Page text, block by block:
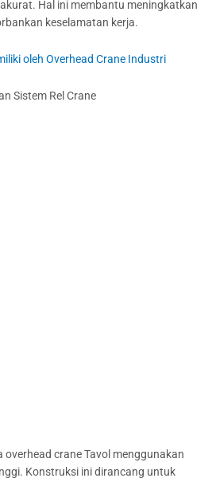
Hal ini membantu meningkatkan
keselamatan kerja.
oleh Overhead Crane Industri
Sistem Rel Crane
crane Tavol menggunakan
Konstruksi ini dirancang untuk